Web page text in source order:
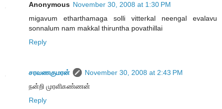
Anonymous November 30, 2008 at 1:30 PM
migavum etharthamaga solli vitterkal neengal evalavu
sonnalum nam makkal thiruntha povathillai
Reply
சரவணகுமரன்
November 30, 2008 at 2:43 PM
நன்றி முரளிகண்ணன்
Reply